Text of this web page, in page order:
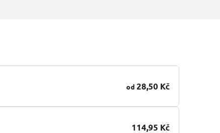
od 28,50 Kč
114,95 Kč